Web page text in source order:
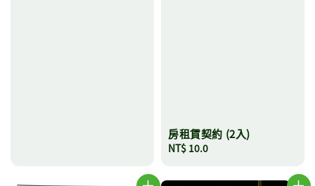
房租賃契約 (2入)
Regular
NT$ 10.0